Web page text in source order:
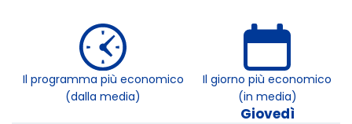
Il programma più economico
(dalla media)
Il giorno più economico
(in media)
Giovedì